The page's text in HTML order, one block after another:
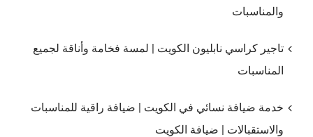
والمناسبات
تاجير كراسي نابليون الكويت | لمسة فخامة وأناقة لجميع
المناسبات
خدمة ضيافة نسائي في الكويت | ضيافة راقية للمناسبات
والاستقبالات | ضيافة الكويت